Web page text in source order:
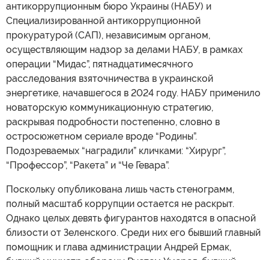
антикоррупционным бюро Украины (НАБУ) и
Специализированной антикоррупционной
прокуратурой (САП), независимым органом,
осуществляющим надзор за делами НАБУ, в рамках
операции “Мидас”, пятнадцатимесячного
расследования взяточничества в украинской
энергетике, начавшегося в 2024 году. НАБУ применило
новаторскую коммуникационную стратегию,
раскрывая подробности постепенно, словно в
остросюжетном сериале вроде “Родины”.
Подозреваемых “наградили” кличками: “Хирург”,
“Профессор”, “Ракета” и “Че Гевара”.
Поскольку опубликована лишь часть стенограмм,
полный масштаб коррупции остается не раскрыт.
Однако целых девять фигурантов находятся в опасной
близости от Зеленского. Среди них его бывший главный
помощник и глава администрации Андрей Ермак,